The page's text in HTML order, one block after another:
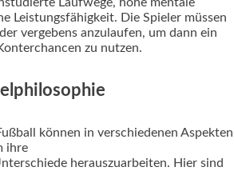
Leistungsfähigkeit. Die Spieler müssen
vergebens anzulaufen, um dann ein
zu nutzen.
können in verschiedenen Aspekten
ihre
herauszuarbeiten. Hier sind